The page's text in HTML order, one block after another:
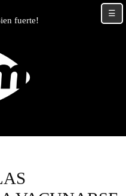
fuerte!
☰